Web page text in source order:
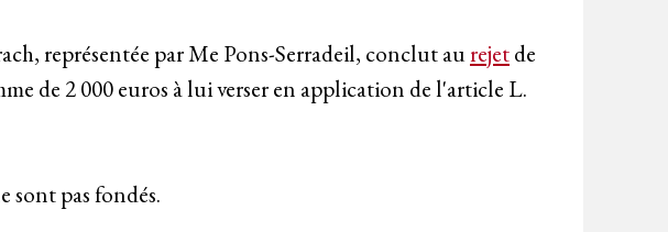
représentée par Me Pons-Serradeil, conclut aurejetde
de 2 000 euros à lui verser en application de l'article L.
sont pas fondés.